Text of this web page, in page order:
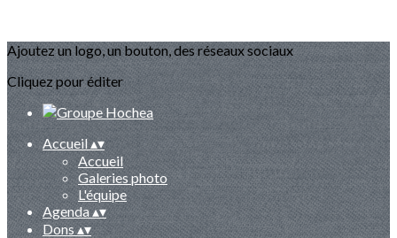
Ajoutez un logo, un bouton, des réseaux sociaux
Cliquez pour éditer
Accueil▴▾
Accueil
Galeries photo
L'équipe
Agenda▴▾
Dons▴▾